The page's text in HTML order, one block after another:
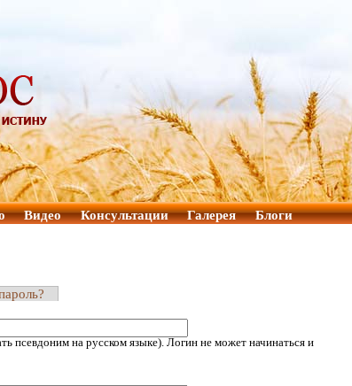
Видео Консультации Галерея Блоги
псевдоним на русском языке). Логин не может начинаться и